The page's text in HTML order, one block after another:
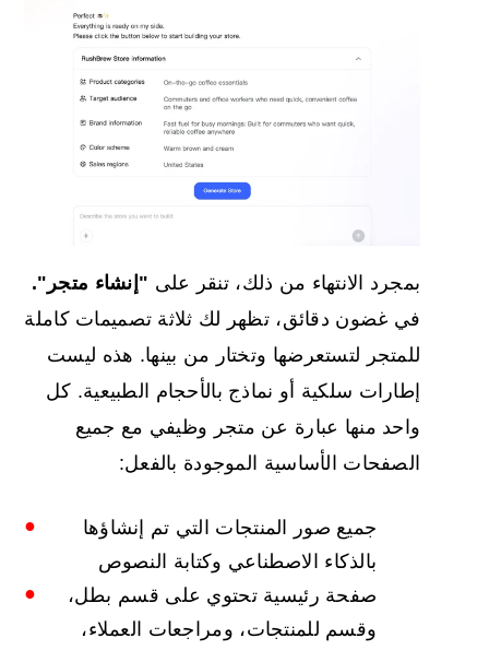
بمجرد الانتهاء من ذلك، تنقر على "إنشاء متجر".
في غضون دقائق، تظهر لك ثلاثة تصميمات كاملة
للمتجر لتستعرضها وتختار من بينها. هذه ليست
إطارات سلكية أو نماذج بالأحجام الطبيعية. كل
واحد منها عبارة عن متجر وظيفي مع جميع
الصفحات الأساسية الموجودة بالفعل:
جميع صور المنتجات التي تم إنشاؤها
بالذكاء الاصطناعي وكتابة النصوص
صفحة رئيسية تحتوي على قسم بطل،
وقسم للمنتجات، ومراجعات العملاء،